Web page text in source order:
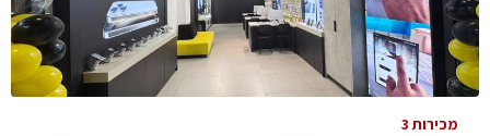
מכירות 3